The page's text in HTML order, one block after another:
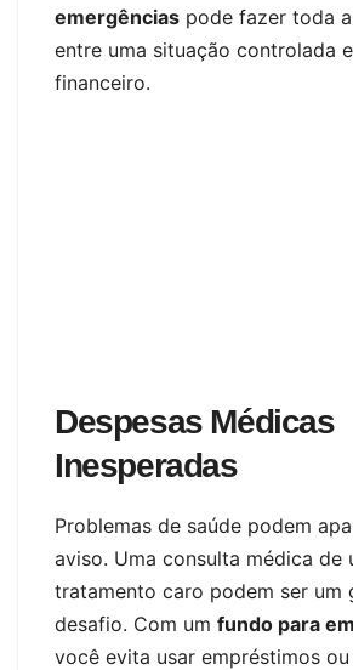
emergências pode fazer toda
entre uma situação controlada
financeiro.
Despesas Médicas
Inesperadas
Problemas de saúde podem
aviso. Uma consulta médica de
tratamento caro podem ser um
desafio. Com um fundo para
você evita usar empréstimos